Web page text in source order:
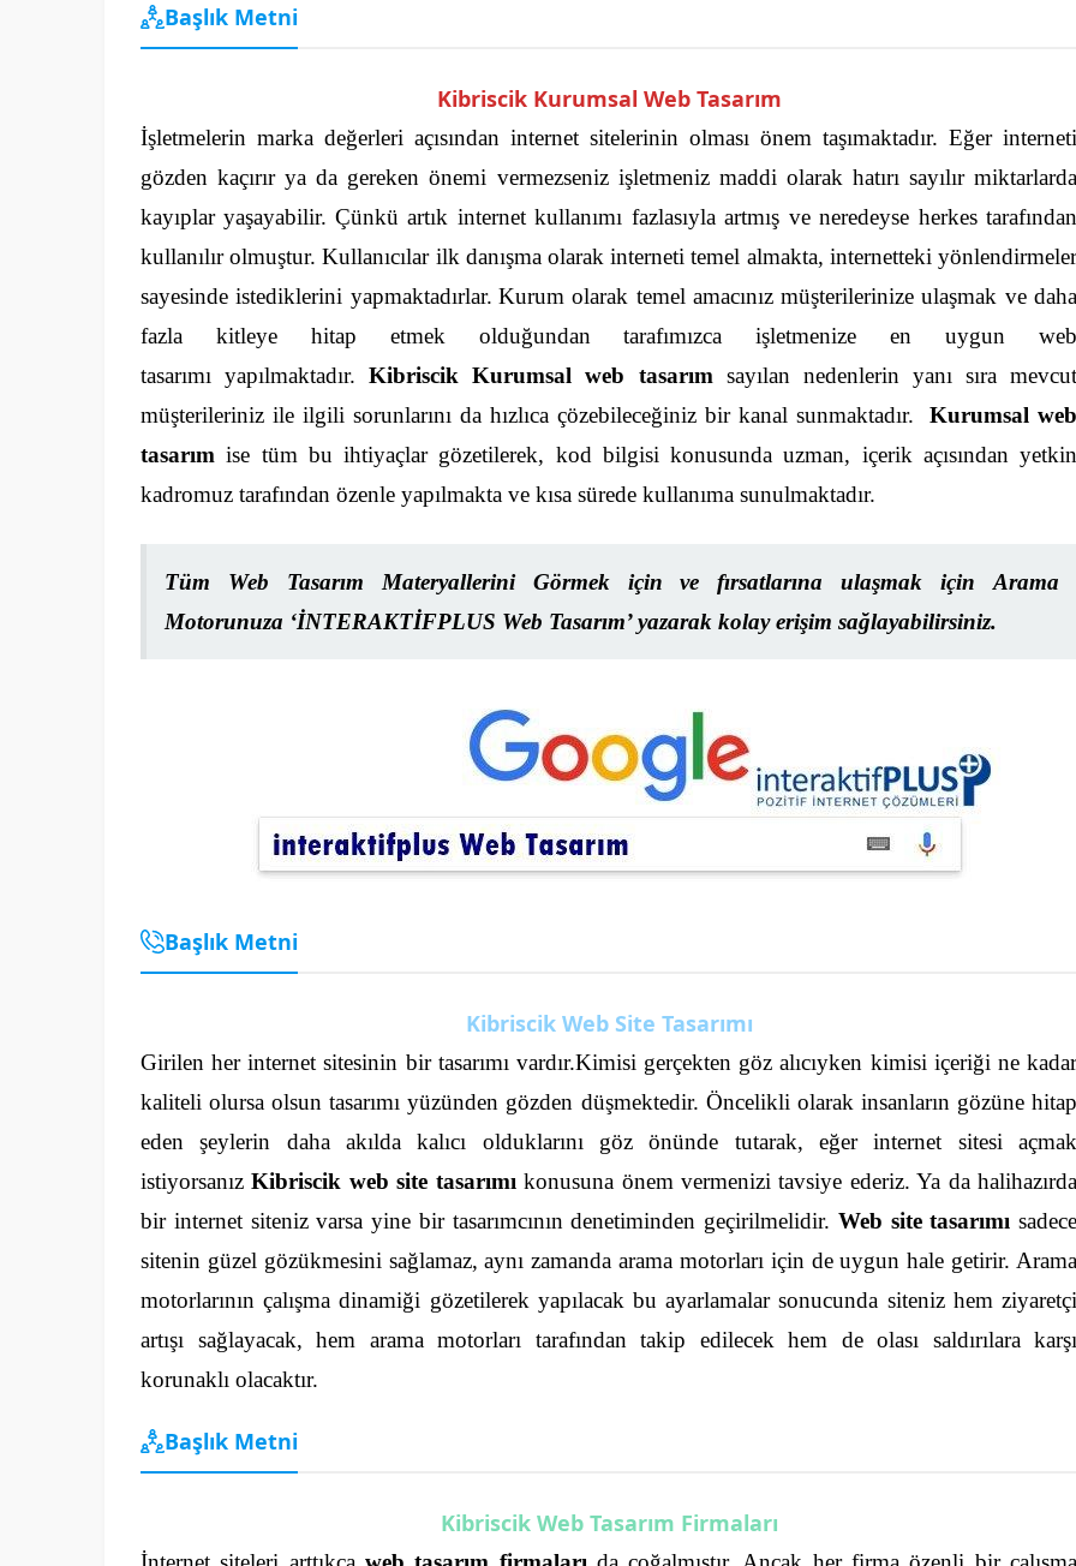
Başlık Metni
Kibriscik Kurumsal Web Tasarım
İşletmelerin marka değerleri açısından internet sitelerinin olması önem taşımaktadır. Eğer interneti
gözden kaçırır ya da gereken önemi vermezseniz işletmeniz maddi olarak hatırı sayılır miktarlarda
kayıplar yaşayabilir. Çünkü artık internet kullanımı fazlasıyla artmış ve neredeyse herkes tarafından
kullanılır olmuştur. Kullanıcılar ilk danışma olarak interneti temel almakta, internetteki yönlendirmeler
sayesinde istediklerini yapmaktadırlar. Kurum olarak temel amacınız müşterilerinize ulaşmak ve daha
fazla kitleye hitap etmek olduğundan tarafımızca işletmenize en uygun web
tasarımı yapılmaktadır.Kibriscik Kurumsal web tasarım sayılan nedenlerin yanı sıra mevcut
müşterileriniz ile ilgili sorunlarını da hızlıca çözebileceğiniz bir kanal sunmaktadır.
Kurumsal web
tasarım ise tüm bu ihtiyaçlar gözetilerek, kod bilgisi konusunda uzman, içerik açısından yetkin
kadromuz tarafından özenle yapılmakta ve kısa sürede kullanıma sunulmaktadır.
Tüm Web Tasarım Materyallerini Görmek için ve fırsatlarına ulaşmak için
Arama
Motorunuza ‘İNTERAKTİFPLUS Web Tasarım’ yazarak kolay erişim sağlayabilirsiniz.
Başlık Metni
Kibriscik Web Site Tasarımı
Girilen her internet sitesinin bir tasarımı vardır.Kimisi gerçekten göz alıcıyken kimisi içeriği ne kadar
kaliteli olursa olsun tasarımı yüzünden gözden düşmektedir. Öncelikli olarak insanların gözüne hitap
eden şeylerin daha akılda kalıcı olduklarını göz önünde tutarak, eğer internet sitesi açmak
istiyorsanızKibriscik web site tasarımı konusuna önem vermenizi tavsiye ederiz. Ya da halihazırda
bir internet siteniz varsa yine bir tasarımcının denetiminden geçirilmelidir. Web site tasarımı sadece
sitenin güzel gözükmesini sağlamaz, aynı zamanda arama motorları için de uygun hale getirir. Arama
motorlarının çalışma dinamiği gözetilerek yapılacak bu ayarlamalar sonucunda siteniz hem ziyaretçi
artışı sağlayacak, hem arama motorları tarafından takip edilecek hem de olası saldırılara karşı
korunaklı olacaktır.
Başlık Metni
Kibriscik Web Tasarım Firmaları